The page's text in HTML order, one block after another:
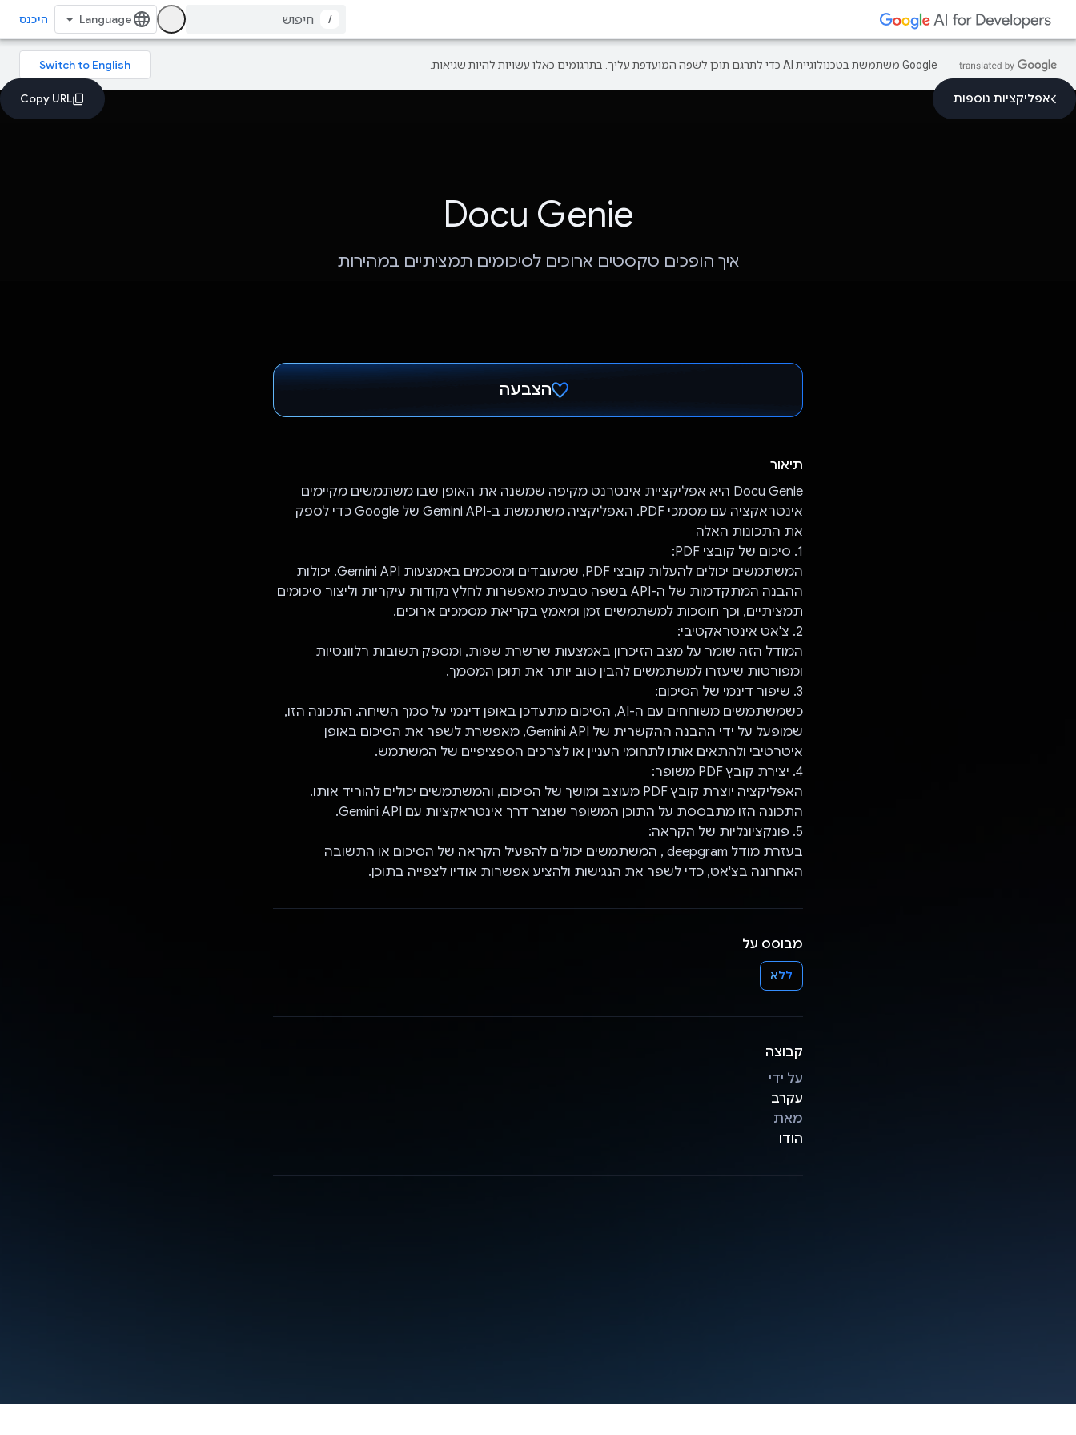
/ היכנס
‫Google משתמשת בטכנולוגיית AI כדי לתרגם תוכן לשפה המועדפת עליך. בתרגומים כאלו עשויות להיות שגיאות.
אפליקציות נוספות
Docu Genie
איך הופכים טקסטים ארוכים לסיכומים תמציתיים במהירות
הצבעה
תיאור
Docu Genie היא אפליקציית אינטרנט מקיפה שמשנה את האופן שבו משתמשים מקיימים
אינטראקציה עם מסמכי PDF. האפליקציה משתמשת ב-Gemini API של Google כדי לספק
את התכונות האלה
1. סיכום של קובצי PDF:
המשתמשים יכולים להעלות קובצי PDF, שמעובדים ומסכמים באמצעות Gemini API. יכולות
ההבנה המתקדמות של ה-API בשפה טבעית מאפשרות לחלץ נקודות עיקריות וליצור סיכומים
תמציתיים, וכך חוסכות למשתמשים זמן ומאמץ בקריאת מסמכים ארוכים.
2. צ'אט אינטראקטיבי:
המודל הזה שומר על מצב הזיכרון באמצעות שרשרת שפות, ומספק תשובות רלוונטיות
ומפורטות שיעזרו למשתמשים להבין טוב יותר את תוכן המסמך.
3. שיפור דינמי של הסיכום:
כשמשתמשים משוחחים עם ה-AI, הסיכום מתעדכן באופן דינמי על סמך השיחה. התכונה הזו,
שמופעל על ידי ההבנה ההקשרית של Gemini API, מאפשרת לשפר את הסיכום באופן
איטרטיבי ולהתאים אותו לתחומי העניין או לצרכים הספציפיים של המשתמש.
4. יצירת קובץ PDF משופר:
האפליקציה יוצרת קובץ PDF מעוצב ומושך של הסיכום, והמשתמשים יכולים להוריד אותו.
התכונה הזו מתבססת על התוכן המשופר שנוצר דרך אינטראקציות עם Gemini API.
5. פונקציונליות של הקראה:
בעזרת מודל deepgram , המשתמשים יכולים להפעיל הקראה של הסיכום או התשובה
האחרונה בצ'אט, כדי לשפר את הנגישות ולהציע אפשרות אודיו לצפייה בתוכן.
מבוסס על
ללא
קבוצה
על ידי
עקרב
מאת
הודו